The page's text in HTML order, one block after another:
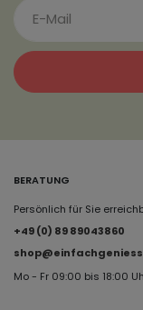
BERATUNG
Persönlich für Sie
+49 (0) 89 89043860
Mo - Fr 09:00 bis 18:00